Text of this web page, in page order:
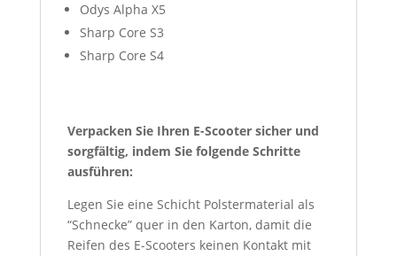
Odys Alpha X5
Sharp Core S3
Sharp Core S4
Verpacken Sie Ihren E-Scooter sicher und
sorgfältig, indem Sie folgende Schritte
ausführen:
Legen Sie eine Schicht Polstermaterial als
“Schnecke” quer in den Karton, damit die
Reifen des E-Scooters keinen Kontakt mit